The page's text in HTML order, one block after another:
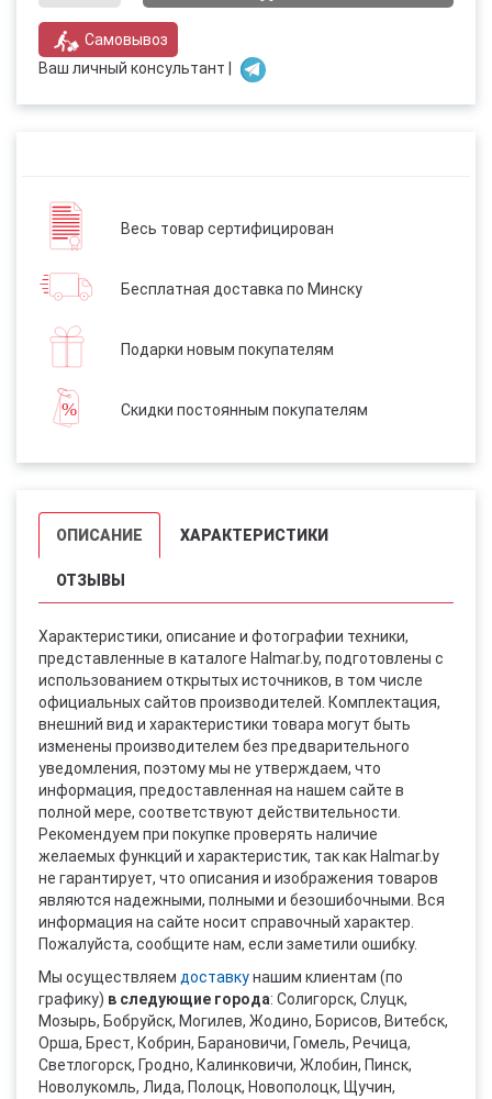
Самовывоз
Ваш личный консультант |
Весь товар сертифицирован
Бесплатная доставка по Минску
Подарки новым покупателям
Скидки постоянным покупателям
ОПИСАНИЕ ХАРАКТЕРИСТИКИ
ОТЗЫВЫ
Характеристики, описание и фотографии техники,
представленные в каталоге Halmar.by, подготовлены с
использованием открытых источников, в том числе
официальных сайтов производителей. Комплектация,
внешний вид и характеристики товара могут быть
изменены производителем без предварительного
уведомления, поэтому мы не утверждаем, что
информация, предоставленная на нашем сайте в
полной мере, соответствуют действительности.
Рекомендуем при покупке проверять наличие
желаемых функций и характеристик, так как Halmar.by
не гарантирует, что описания и изображения товаров
являются надежными, полными и безошибочными. Вся
информация на сайте носит справочный характер.
Пожалуйста, сообщите нам, если заметили ошибку.
Мы осуществляем доставкунашим клиентам (по
графику) в следующие города: Солигорск, Слуцк,
Мозырь, Бобруйск, Могилев, Жодино, Борисов, Витебск,
Орша, Брест, Кобрин, Барановичи, Гомель, Речица,
Светлогорск, Гродно, Калинковичи, Жлобин, Пинск,
Новолукомль, Лида, Полоцк, Новополоцк, Щучин,